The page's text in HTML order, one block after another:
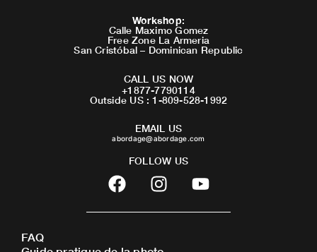
Workshop:
Calle Maximo Gomez
Free Zone La Armeria
San Cristóbal – Dominican Republic
CALL US NOW
+1877-7790114
Outside US : 1-809-528-1992
EMAIL US
abordage@abordage.com
FOLLOW US
F
a
c
b
I
n
s
a
Y
o
u
FAQ